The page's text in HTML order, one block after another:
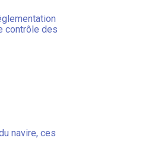
contrôle des
navire, ces